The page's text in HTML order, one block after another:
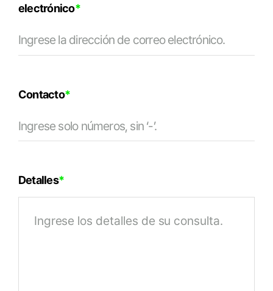
electrónico*
Contacto*
Detalles*